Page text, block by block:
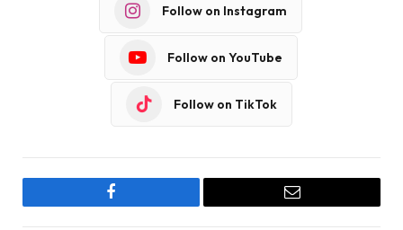
Follow on Instagram
Follow on YouTube
Follow on TikTok
Facebook Email